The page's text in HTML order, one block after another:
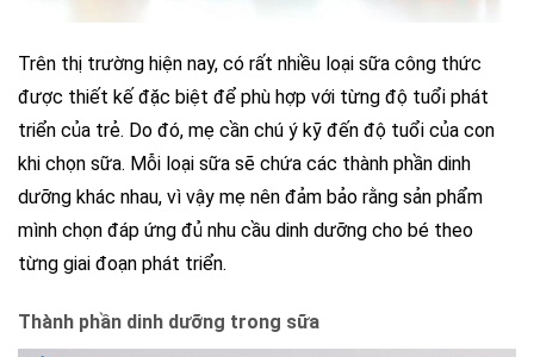
Trên thị trường hiện nay, có rất nhiều loại sữa công thức
được thiết kế đặc biệt để phù hợp với từng độ tuổi phát
triển của trẻ. Do đó, mẹ cần chú ý kỹ đến độ tuổi của con
khi chọn sữa. Mỗi loại sữa sẽ chứa các thành phần dinh
dưỡng khác nhau, vì vậy mẹ nên đảm bảo rằng sản phẩm
mình chọn đáp ứng đủ nhu cầu dinh dưỡng cho bé theo
từng giai đoạn phát triển.
Thành phần dinh dưỡng trong sữa